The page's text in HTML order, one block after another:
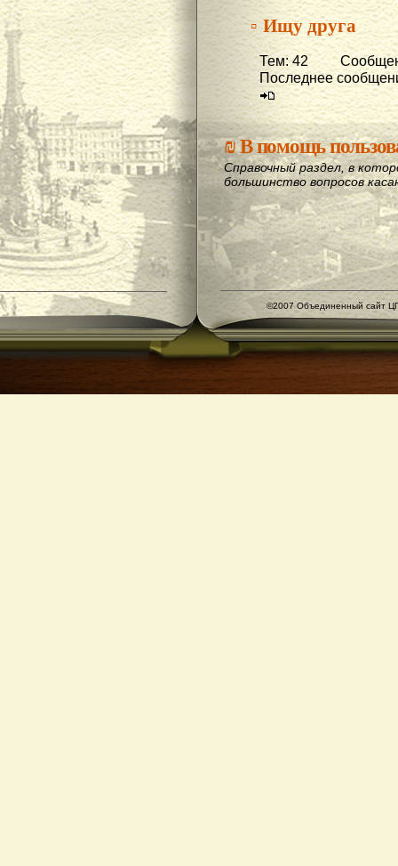
▫ Ищу друга
Тем: 42
Последнее
₪В помощь
Справочный раздел, в
большинство вопросов
©2007 Объединенный сайт